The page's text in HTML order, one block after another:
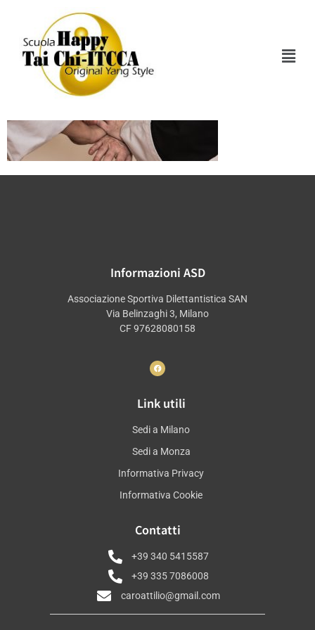
Informazioni ASD
Associazione Sportiva Dilettantistica SAN
Via Belinzaghi 3, Milano
CF 97628080158
Link utili
Sedi a Milano
Sedi a Monza
Informativa Privacy
Informativa Cookie
Contatti
+39 340 5415587
+39 335 7086008
caroattilio@gmail.com